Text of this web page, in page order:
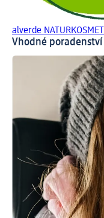
alverde
Vhodné poradenství